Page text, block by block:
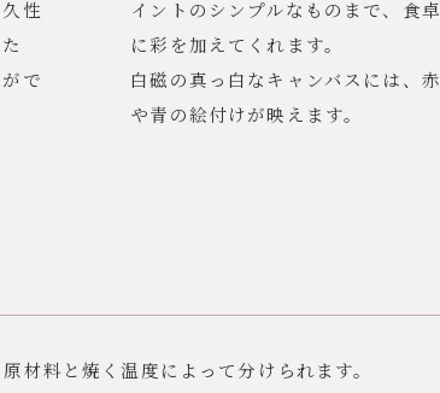
性
で
イントのシンプルなものまで、食卓
に彩を加えてくれます。
白磁の真っ白なキャンバスには、赤
や青の絵付けが映えます。
材料と焼く温度によって分けられます。